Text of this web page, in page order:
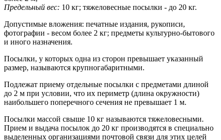
Предельный вес: 10 кг; тяжеловесные посылки - до 20 кг.
Допустимые вложения: печатные издания, рукописи,
фотографии - весом более 2 кг; предметы культурно-бытового
и иного назначения.
Посылки, у которых одна из сторон превышает указанный
размер, называются крупногабаритными.
Подлежат приему отдельные посылки с предметами длиной
до 2 м при условии, что их периметр (длина окружности)
наибольшего поперечного сечения не превышает 1 м.
Посылки массой свыше 10 кг называются тяжеловесными.
Прием и выдача посылок до 20 кг производятся в специально
выделенных организациями почтовой связи для этих целей